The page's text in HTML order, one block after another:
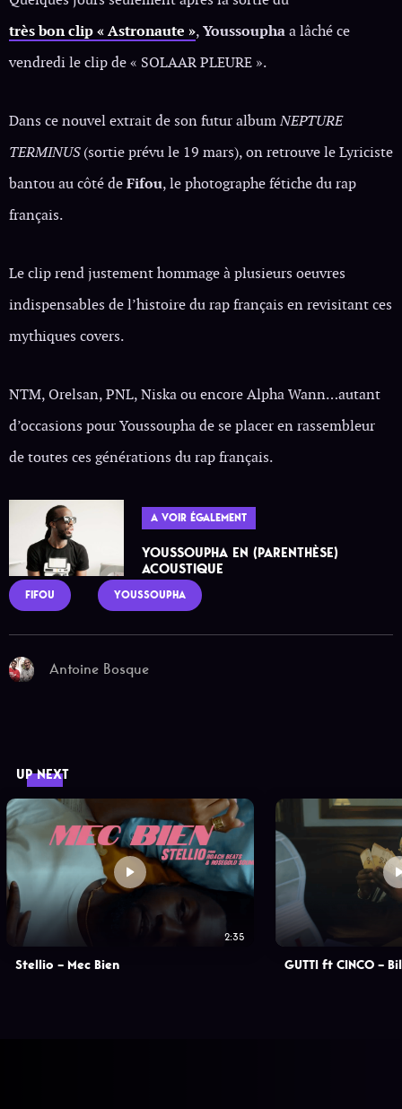
très bon clip « Astronaute »,Youssouphaa lâché ce
vendredi le clip de « SOLAAR PLEURE ».
Dans ce nouvel extrait de son futur albumNEPTURE
TERMINUS(sortie prévu le 19 mars), on retrouve le Lyriciste
bantou au côté deFifou, le photographe fétiche du rap
français.
Le clip rend justement hommage à plusieurs oeuvres
indispensables de l’histoire du rap français en revisitant ces
mythiques covers.
NTM, Orelsan, PNL, Niska ou encore Alpha Wann…autant
d’occasions pour Youssoupha de se placer en rassembleur
de toutes ces générations du rap français.
A VOIR ÉGALEMENT
YOUSSOUPHA EN (PARENTHÈSE)
ACOUSTIQUE
FIFOU YOUSSOUPHA
Antoine Bosque
UP NEXT
2:35
Stellio – Mec Bien GUTTI ft CINCO –